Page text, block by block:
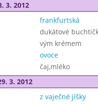
3. 2012
frankfurtská
dukátové
vým krémem
ovoce
čaj,mléko
3. 2012
z vaječné jíšky